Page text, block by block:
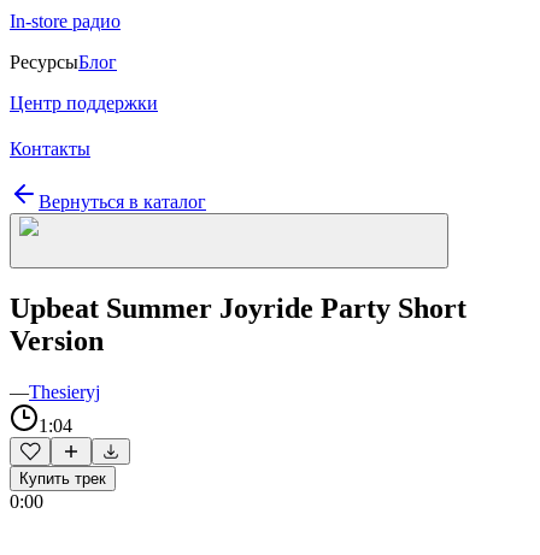
In-store радио
РесурсыБлог
Центр поддержки
Контакты
Вернуться в каталог
Upbeat Summer Joyride Party Short
Version
—Thesieryj
1:04
Купить трек
0:00